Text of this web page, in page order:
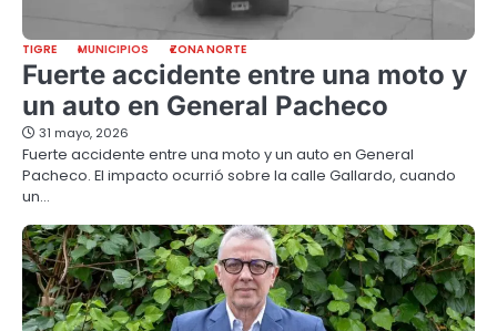
TIGRE MUNICIPIOS ZONA NORTE
Fuerte accidente entre una moto y
un auto en General Pacheco
31 mayo, 2026
Fuerte accidente entre una moto y un auto en General
Pacheco. El impacto ocurrió sobre la calle Gallardo, cuando
un…